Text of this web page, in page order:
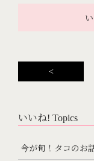
<
いいね! Topics
今が旬！タコのお